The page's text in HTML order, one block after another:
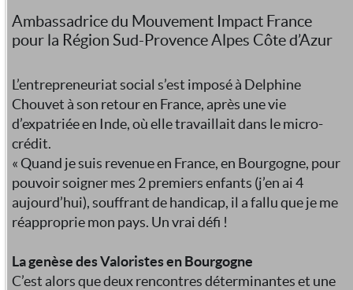
Ambassadrice du Mouvement Impact France
pour la Région Sud-Provence Alpes Côte d’Azur
L’entrepreneuriat social s’est imposé à Delphine
Chouvet à son retour en France, après une vie
d’expatriée en Inde, où elle travaillait dans le micro-
crédit.
« Quand je suis revenue en France, en Bourgogne, pour
pouvoir soigner mes 2 premiers enfants (j’en ai 4
aujourd’hui), souffrant de handicap, il a fallu que je me
réapproprie mon pays. Un vrai défi !
La genèse des Valoristes en Bourgogne
C’est alors que deux rencontres déterminantes et une